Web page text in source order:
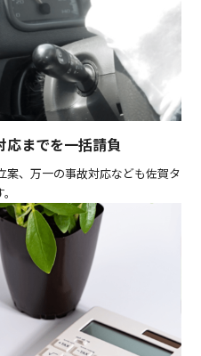
応までを一括請負
案、万一の事故対応なども佐賀タ